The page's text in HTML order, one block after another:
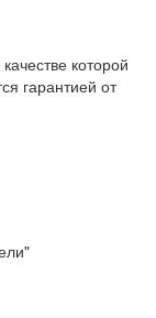
которой
гарантией от